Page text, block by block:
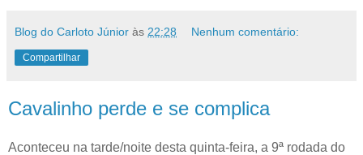
Blog do Carloto Júnior às 22:28 Nenhum comentário:
Compartilhar
Cavalinho perde e se complica
Aconteceu na tarde/noite desta quinta-feira, a 9ª rodada do